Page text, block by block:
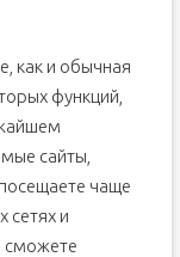
как и обычная
функций,
сайты,
чаще
сетях и
сможете